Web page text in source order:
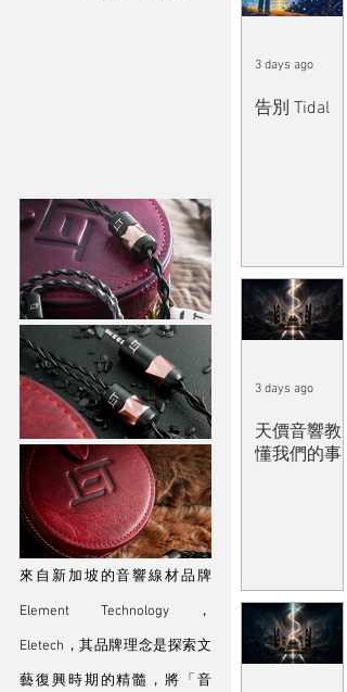
來自新加坡的音響線材品牌
Element Technology，
Eletech，其品牌理念是探索文
藝復興時期的精髓，將「音
告別 Tidal
3 days ago
天價音響教
懂我們的事
3 days ago